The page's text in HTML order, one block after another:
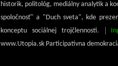
historik, politológ, mediálny analytik a
spoločnosť" a "Duch sveta", kde
konceptu sociálnej trojčlennosti.
www.Utopia.sk Participativna